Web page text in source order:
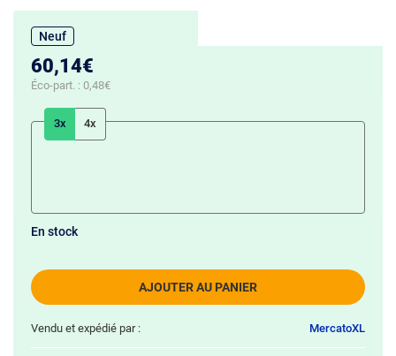
Neuf
60,14€
Éco-part. : 0,48€
3x 4x
AJOUTER AU PANIER
En stock
Vendu et expédié par : MercatoXL